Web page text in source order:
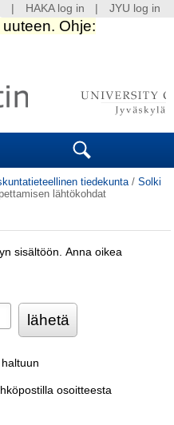
Search
tiedekunta / Solki
lähtökohdat
sisältöön. Anna oikea
osoitteesta
HAKA log in JYU log in